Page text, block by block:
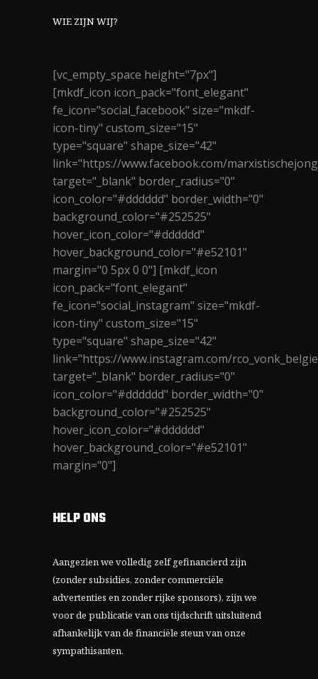
WIE ZIJN WIJ?
[vc_empty_space height="7px"]
[mkdf_icon icon_pack="font_elegant"
fe_icon="social_facebook" size="mkdf-
icon-tiny" custom_size="15"
type="square" shape_size="42"
link="https://www.facebook.com/
target="_blank" border_radius="0"
icon_color="#dddddd" border_width="0"
background_color="#252525"
hover_icon_color="#dddddd"
hover_background_color="#e52101"
margin="0 5px 0 0"] [mkdf_icon
icon_pack="font_elegant"
fe_icon="social_instagram" size="mkdf-
icon-tiny" custom_size="15"
type="square" shape_size="42"
link="https://www.instagram.com/
target="_blank" border_radius="0"
icon_color="#dddddd" border_width="0"
background_color="#252525"
hover_icon_color="#dddddd"
hover_background_color="#e52101"
margin="0"]
HELP ONS
Aangezien we volledig zelf gefinancierd zijn
(zonder subsidies, zonder commerciële
advertenties en zonder rijke sponsors), zijn we
voor de publicatie van ons tijdschrift uitsluitend
afhankelijk van de financiële steun van onze
sympathisanten.